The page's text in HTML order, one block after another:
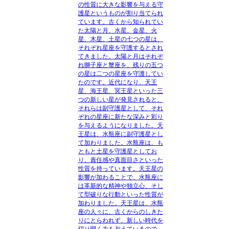
の性質に大きな影響を与える守
護星というものが割り当てられ
ています。古くから知られてい
た太陽と月、水星、金星、火
星、木星、土星の七つの星は、
それぞれ星座を守護するとされ
てきました。太陽と月はそれぞ
れ獅子座と蟹座を、残りの五つ
の星は二つの星座を守護してい
たのです。近代になり、天王
星、海王星、冥王星といった三
つの新しい星が発見されると、
それらは副守護星として、それ
ぞれの星座に新たな深みと彩り
を与えるようになりました。天
王星は、水瓶座に副守護星とし
て加わりました。水瓶座は、も
ともと土星を守護星としてお
り、責任感や真面目さといった
性質を持っています。天王星の
影響が加わることで、水瓶座に
は革新的な精神や独立心、そし
て型破りな行動といった性質が
加わりました。天王星は、水瓶
座の人々に、古くからのしきた
りにとらわれず、新しい時代を